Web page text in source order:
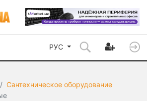
РУС
Сантехническое оборудование